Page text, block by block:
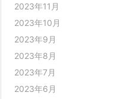
2023年11月
2023年10月
2023年9月
2023年8月
2023年7月
2023年6月